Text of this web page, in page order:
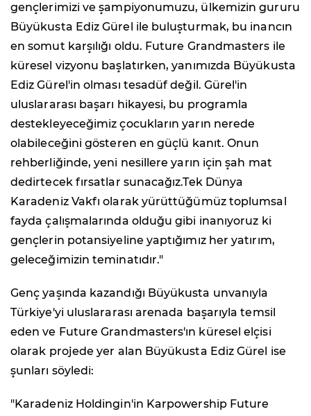
gençlerimizi ve şampiyonumuzu, ülkemizin gururu
Büyükusta Ediz Gürel ile buluşturmak, bu inancın
en somut karşılığı oldu. Future Grandmasters ile
küresel vizyonu başlatırken, yanımızda Büyükusta
Ediz Gürel'in olması tesadüf değil. Gürel'in
uluslararası başarı hikayesi, bu programla
destekleyeceğimiz çocukların yarın nerede
olabileceğini gösteren en güçlü kanıt. Onun
rehberliğinde, yeni nesillere yarın için şah mat
dedirtecek fırsatlar sunacağız.Tek Dünya
Karadeniz Vakfı olarak yürüttüğümüz toplumsal
fayda çalışmalarında olduğu gibi inanıyoruz ki
gençlerin potansiyeline yaptığımız her yatırım,
geleceğimizin teminatıdır."
Genç yaşında kazandığı Büyükusta unvanıyla
Türkiye'yi uluslararası arenada başarıyla temsil
eden ve Future Grandmasters'ın küresel elçisi
olarak projede yer alan Büyükusta Ediz Gürel ise
şunları söyledi:
"Karadeniz Holdingin'in Karpowership Future